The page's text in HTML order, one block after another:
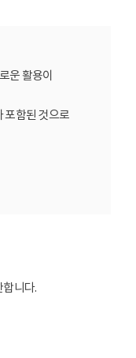
운 활용이
포함된 것으로
니다.